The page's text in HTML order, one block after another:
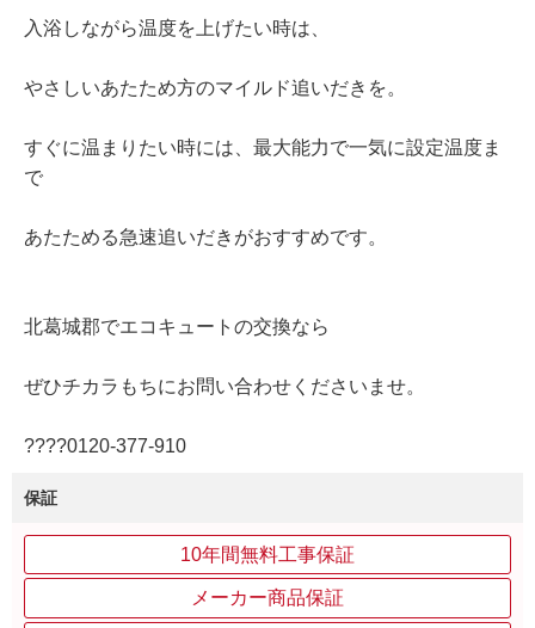
入浴しながら温度を上げたい時は、
やさしいあたため方のマイルド追いだきを。
すぐに温まりたい時には、最大能力で一気に設定温度ま
で
あたためる急速追いだきがおすすめです。
北葛城郡でエコキュートの交換なら
ぜひチカラもちにお問い合わせくださいませ。
????0120‐377‐910
保証
10年間無料工事保証
メーカー商品保証